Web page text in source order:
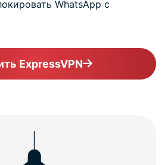
WhatsApp с
ExpressVPN